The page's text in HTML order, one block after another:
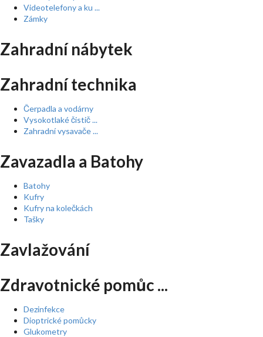
Videotelefony a ku ...
Zámky
Zahradní nábytek
Zahradní technika
Čerpadla a vodárny
Vysokotlaké čistič ...
Zahradní vysavače ...
Zavazadla a Batohy
Batohy
Kufry
Kufry na kolečkách
Tašky
Zavlažování
Zdravotnické pomůc ...
Dezinfekce
Dioptrické pomůcky
Glukometry